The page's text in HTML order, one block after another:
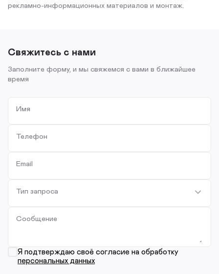
рекламно-информационных материалов и монтаж.
Свяжитесь с нами
Заполните форму, и мы свяжемся с вами в ближайшее
время
Имя
Телефон
Email
Тип запроса
Сообщение
Я подтверждаю своё согласие на обработку
персональных данных